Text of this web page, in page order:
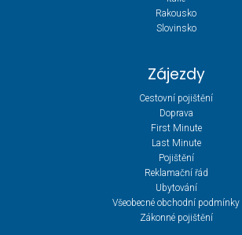
Rakousko
Slovinsko
Zájezdy
Cestovní pojištění
Doprava
First Minute
Last Minute
Pojištění
Reklamační řád
Ubytování
Všeobecné obchodní podmínky
Zákonné pojištění